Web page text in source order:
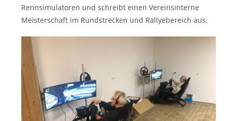
Rennsimulatoren und schreibt einen Vereinsinterne
Meisterschaft im Rundstrecken und Rallyebereich aus.